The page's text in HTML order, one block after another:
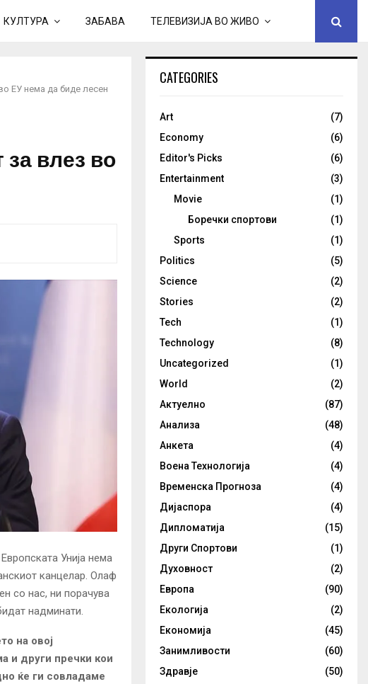
КУЛТУРА ЗАБАВА ТЕЛЕВИЗИЈА ВО ЖИВО
ЕУ нема да биде лесен
влез во
Унија нема
канцелар. Олаф
со нас, ни порачува
надминати.
на овој
и други пречки кои
ќе ги совладаме
CATEGORIES
Art
(7)
Economy
(6)
Editor's Picks
(6)
Entertainment
(3)
Movie
(1)
Боречки спортови
(1)
Sports
(1)
Politics
(5)
Science
(2)
Stories
(2)
Tech
(1)
Technology
(8)
Uncategorized
(1)
World
(2)
Актуелно
(87)
Анализа
(48)
Анкета
(4)
Воена Технологија
(4)
Временска Прогноза
(4)
Дијаспора
(4)
Дипломатија
(15)
Други Спортови
(1)
Духовност
(2)
Европа
(90)
Екологија
(2)
Економија
(45)
Занимливости
(60)
Здравје
(50)